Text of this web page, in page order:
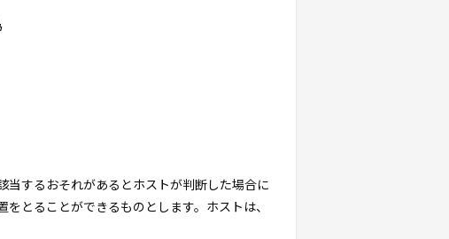
するおそれがあるとホストが判断した場合に
とることができるものとします。ホストは、